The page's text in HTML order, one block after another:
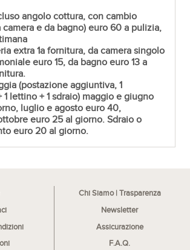
angolo cottura, con cambio
camera e da bagno) euro 60 a pulizia,
extra 1a fornitura, da camera singolo
euro 15, da bagno euro 13 a
(postazione aggiuntiva, 1
lettino + 1 sdraio) maggio e giugno
luglio e agosto euro 40,
euro 25 al giorno. Sdraio o
euro 20 al giorno.
Chi Siamo | Trasparenza
Newsletter
Assicurazione
F.A.Q.